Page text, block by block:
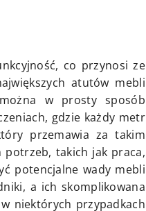
co przynosi ze
atutów mebli
w prosty sposób
gdzie każdy metr
przemawia za takim
potrzeb, takich jak praca,
potencjalne wady mebli
a ich skomplikowana
niektórych przypadkach